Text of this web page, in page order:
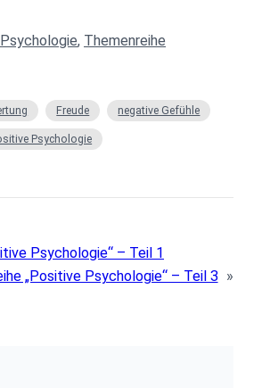
, Themenreihe
Freude negative Gefühle
Psychologie
Psychologie“ – Teil 1
„Positive Psychologie“ – Teil 3 »